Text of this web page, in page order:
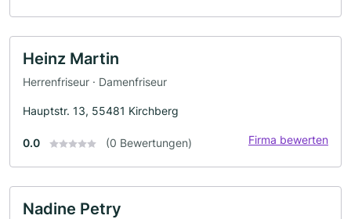
Heinz Martin
Herrenfriseur · Damenfriseur
Hauptstr. 13, 55481 Kirchberg
0.0 (0 Bewertungen) Firma bewerten
Nadine Petry